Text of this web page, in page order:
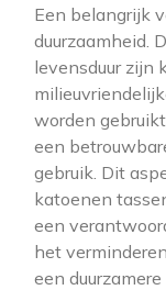
Een belangrijk
duurzaamheid.
levensduur zijn
worden
een
gebruik. Dit
katoenen
een
het
een